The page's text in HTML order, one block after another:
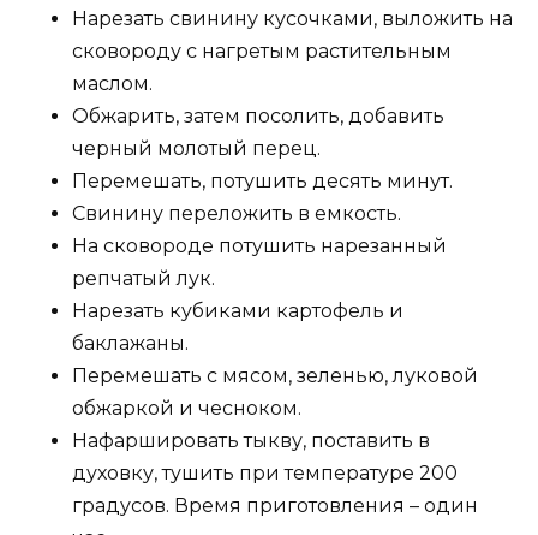
Нарезать свинину кусочками, выложить на
сковороду с нагретым растительным
маслом.
Обжарить, затем посолить, добавить
черный молотый перец.
Перемешать, потушить десять минут.
Свинину переложить в емкость.
На сковороде потушить нарезанный
репчатый лук.
Нарезать кубиками картофель и
баклажаны.
Перемешать с мясом, зеленью, луковой
обжаркой и чесноком.
Нафаршировать тыкву, поставить в
духовку, тушить при температуре 200
градусов. Время приготовления – один